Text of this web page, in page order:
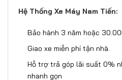
Hệ Thống Xe Máy Nam Tiến:
Bảo hành 3 năm hoặc
Giao xe miễn phí tận nhà.
Hỗ trợ trả góp lãi suất 0%
nhanh gọn